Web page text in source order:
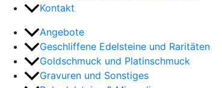
Kontakt
Angebote
Geschliffene Edelsteine und Raritäten
Goldschmuck und Platinschmuck
Gravuren und Sonstiges